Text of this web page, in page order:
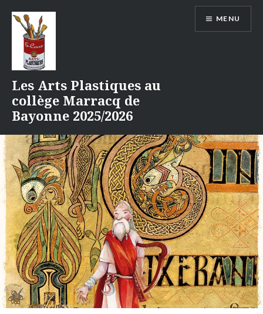
contenu
Les Arts Plastiques au
collège Marracq de
Bayonne 2025/2026
MENU